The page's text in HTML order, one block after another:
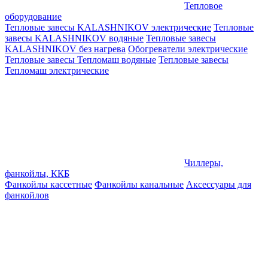
Тепловое
оборудование
Тепловые завесы KALASHNIKOV электрические Тепловые
завесы KALASHNIKOV водяные Тепловые завесы
KALASHNIKOV без нагрева Обогреватели электрические
Тепловые завесы Тепломаш водяные Тепловые завесы
Тепломаш электрические
Чиллеры,
фанкойлы, ККБ
Фанкойлы кассетные Фанкойлы канальные Аксессуары для
фанкойлов